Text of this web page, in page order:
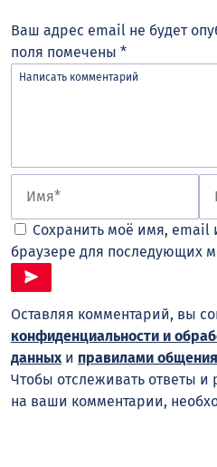
Ваш адрес email не будет
поля помечены *
Сохранить моё имя, email
браузере для последующих
Оставляя комментарий, вы
конфиденциальности и
данных и правилами общения
Чтобы отслеживать ответы и
на ваши комментарии,